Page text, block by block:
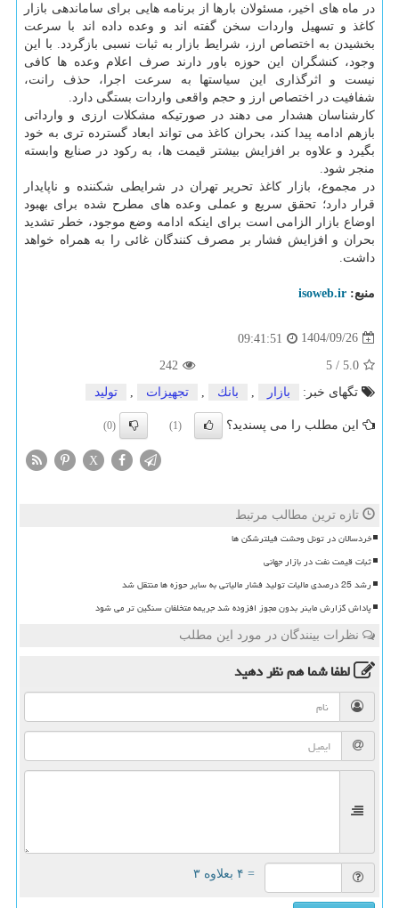
در ماه های اخیر، مسئولان بارها از برنامه هایی برای ساماندهی بازار
کاغذ و تسهیل واردات سخن گفته اند و وعده داده اند با سرعت
بخشیدن به اختصاص ارز، شرایط بازار به ثبات نسبی بازگردد. با این
وجود، کنشگران این حوزه باور دارند صرف اعلام وعده ها کافی
نیست و اثرگذاری این سیاستها به سرعت اجرا، حذف رانت،
شفافیت در اختصاص ارز و حجم واقعی واردات بستگی دارد.
کارشناسان هشدار می دهند در صورتیکه مشکلات ارزی و وارداتی
بازهم ادامه پیدا کند، بحران کاغذ می تواند ابعاد گسترده تری به خود
بگیرد و علاوه بر افزایش بیشتر قیمت ها، به رکود در صنایع وابسته
منجر شود.
در مجموع، بازار کاغذ تحریر تهران در شرایطی شکننده و ناپایدار
قرار دارد؛ تحقق سریع و عملی وعده های مطرح شده برای بهبود
اوضاع بازار الزامی است برای اینکه ادامه وضع موجود، خطر تشدید
بحران و افزایش فشار بر مصرف کنندگان غائی را به همراه خواهد
داشت.
منبع: isoweb.ir
1404/09/26
09:41:51
5.0
/
5
242
تگهای خبر:
بازار , بانك , تجهیزات , تولید
این مطلب را می پسندید؟ (1)
(0)
X
تازه ترین مطالب مرتبط
خردسالان در تونل وحشت فیلترشکن ها
ثبات قیمت نفت در بازار جهانی
رشد 25 درصدی مالیات تولید فشار مالیاتی به سایر حوزه ها منتقل شد
پاداش گزارش ماینر بدون مجوز افزوده شد جریمه متخلفان سنگین تر می شود
نظرات بینندگان در مورد این مطلب
لطفا شما همنظر دهید
= ۴ بعلاوه ۳